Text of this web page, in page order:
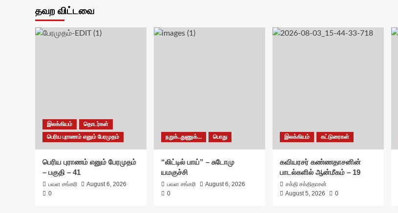
தவற விட்டவை
இலக்கியம்
தொடர்கள்
பெரிய புராணம் எனும் பேரமுதம்
பெரிய புராணம் எனும் பேரமுதம்
– பகுதி – 41
பவள சங்கரி
August 6, 2026
0
நறுக்..துணுக்... பொது
“லிட்டில் பாய்” – சுடோமு
யமகுச்சி
பவள சங்கரி
August 6, 2026
0
இலக்கியம் கட்டுரைகள்
கவியரசர் கண்ணதாசனின்
பாடல்களில் ஆன்மீகம் – 19
சக்தி சக்திதாசன்
August 5, 2026
0